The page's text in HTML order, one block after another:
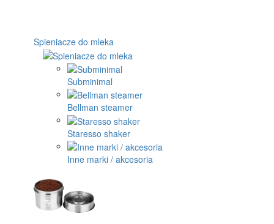
Spieniacze do mleka
Subminimal
Bellman steamer
Staresso shaker
Inne marki / akcesoria